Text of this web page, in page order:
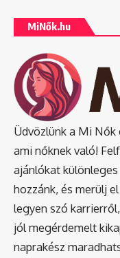
MiNők.hu
Üdvözlünk a Mi
ami nőknek való!
ajánlókat
hozzánk, és merülj
legyen szó
jól megérdemelt
naprakész